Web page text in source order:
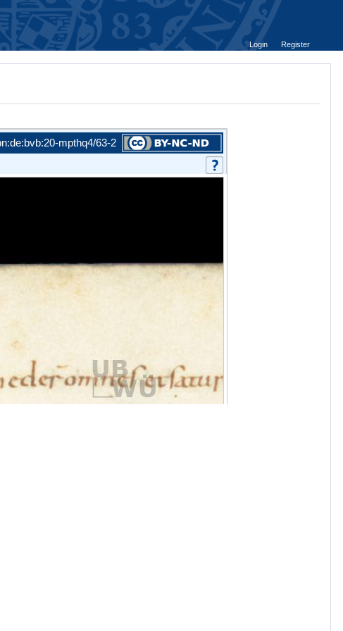
Login
Register